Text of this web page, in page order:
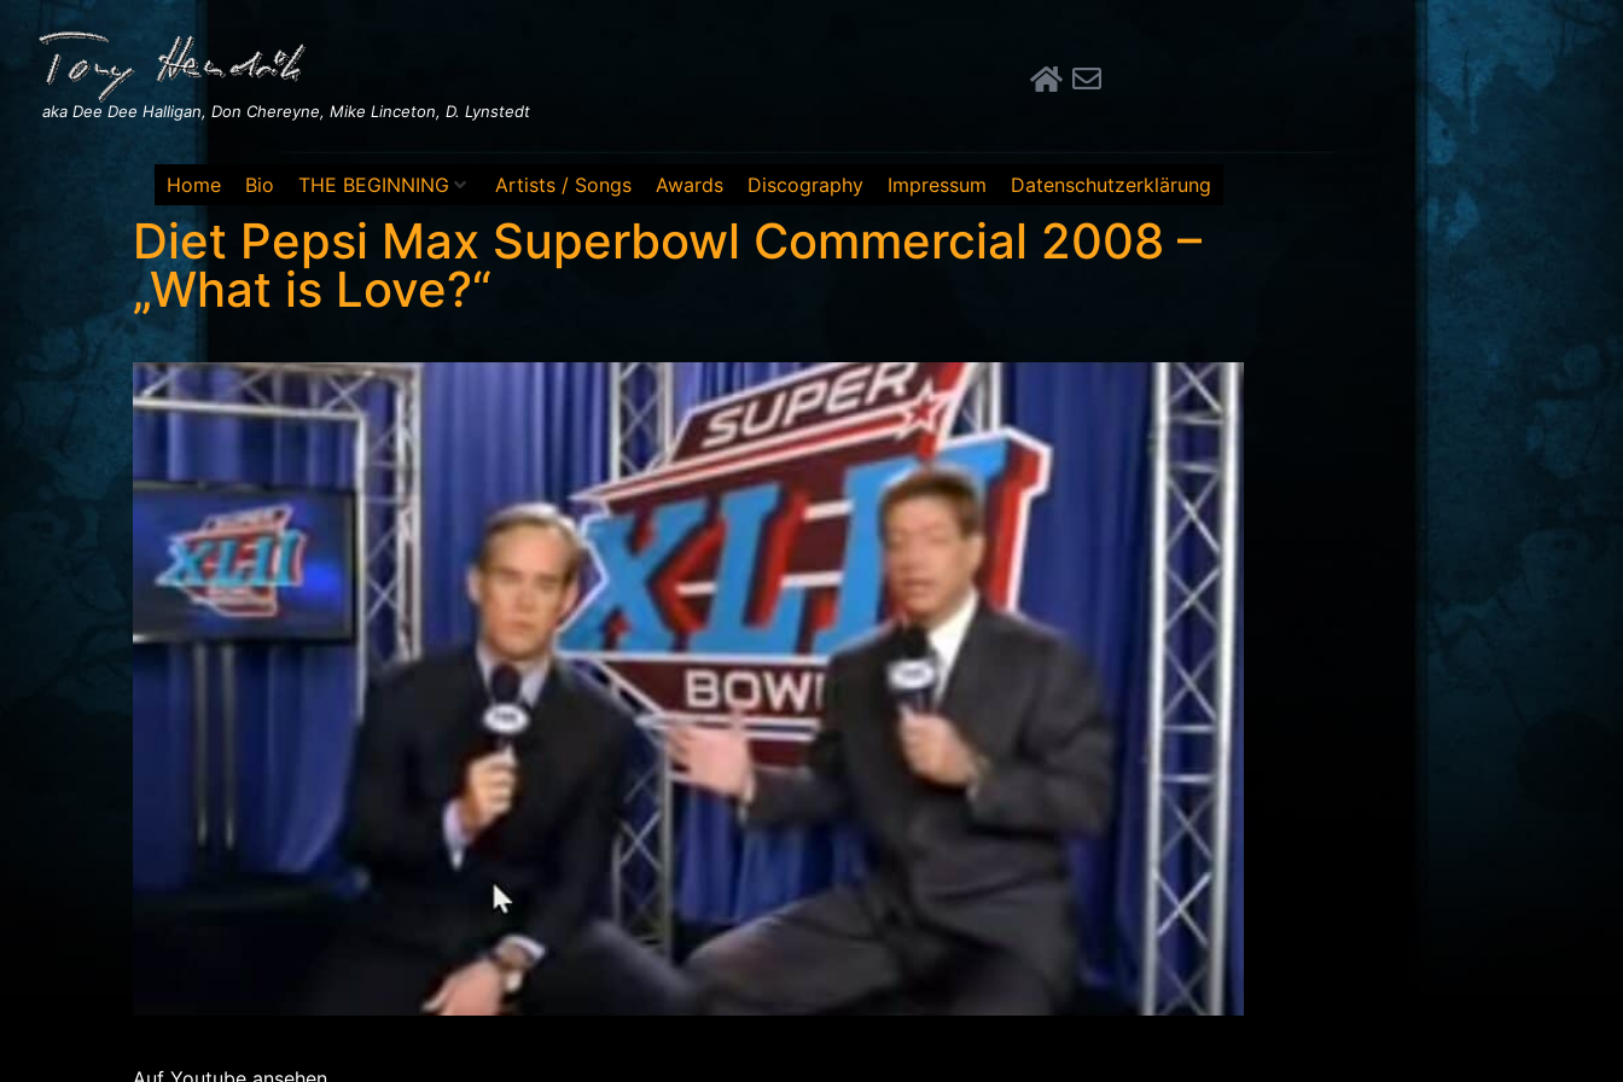
aka Dee Dee Halligan, Don Chereyne, Mike Linceton, D. Lynstedt
Home Bio THE BEGINNING Artists / Songs Awards Discography Impressum Datenschutzerklärung
Diet Pepsi Max Superbowl Commercial 2008 –
„What is Love?“